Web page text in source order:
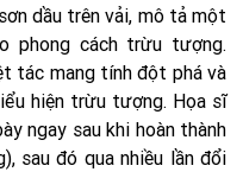
dầu trên vải, mô tả một
phong cách trừu tượng.
tác mang tính đột phá và
hiện trừu tượng. Họa sĩ
ngay sau khi hoàn thành
sau đó qua nhiều lần đổi